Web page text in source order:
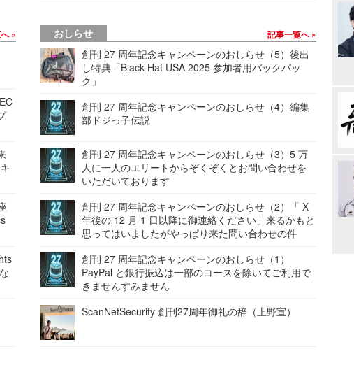
おしらせ 記事一覧へ
創刊 27 周年記念キャンペーンのおしらせ（5）後出
し特典「Black Hat USA 2025 参加者用バックパッ
ク」
創刊 27 周年記念キャンペーンのおしらせ（4）編集
部ドジっ子伝説
創刊 27 周年記念キャンペーンのおしらせ（3）5 万
人に一人のエリートからぞくぞくとお問い合わせを
いただいております
創刊 27 周年記念キャンペーンのおしらせ（2）「 X
年後の 12 月 1 日以降に御連絡ください」来るかもと
思ってはいましたがやっぱり来た問い合わせの件
創刊 27 周年記念キャンペーンのおしらせ（1）
PayPal と銀行振込は一部のコースを除いてご利用で
きませんすみません
ScanNetSecurity 創刊27周年御礼の辞（上野宣）